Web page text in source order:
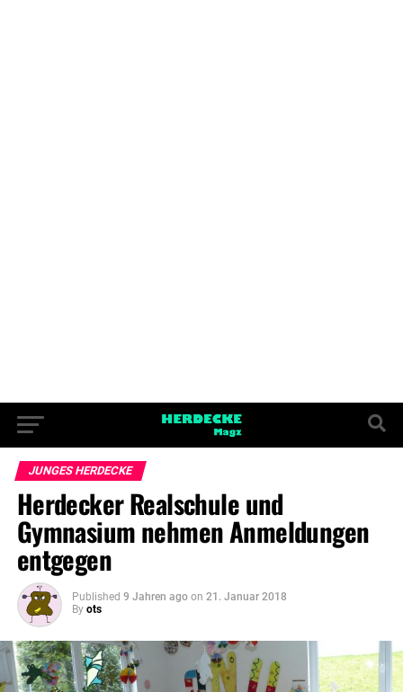
JUNGES HERDECKE
Herdecker Realschule und
Gymnasium nehmen Anmeldungen
entgegen
Published 9 Jahren ago on 21. Januar 2018
By ots